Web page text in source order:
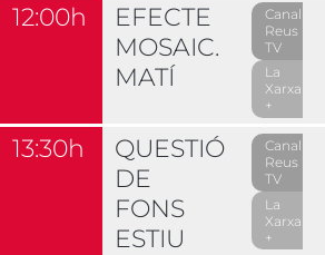
12:00h
EFECTE
MOSAIC.
MATÍ
Canal
Reus
TV
La
Xarxa
+
13:30h
QUESTIÓ
DE
FONS
ESTIU
Canal
Reus
TV
La
Xarxa
+